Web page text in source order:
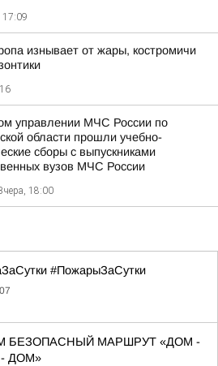
17:09
изнывает от жары, костромичи
управлении МЧС России по
области прошли учебно-
сборы с выпускниками
вузов МЧС России
18:00
#ПожарыЗаСутки
БЕЗОПАСНЫЙ МАРШРУТ «ДОМ -
ДОМ»